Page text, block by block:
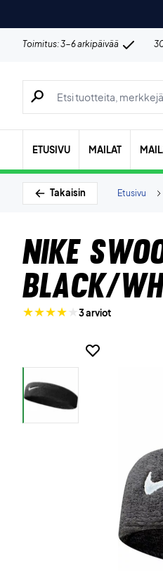
Toimitus: 3-6 arkipäivää
Hae tuotteita, merkkejä jne.
ETUSIVU MAILAT
Takaisin Etusivu
Nike
Black/
3 arviot